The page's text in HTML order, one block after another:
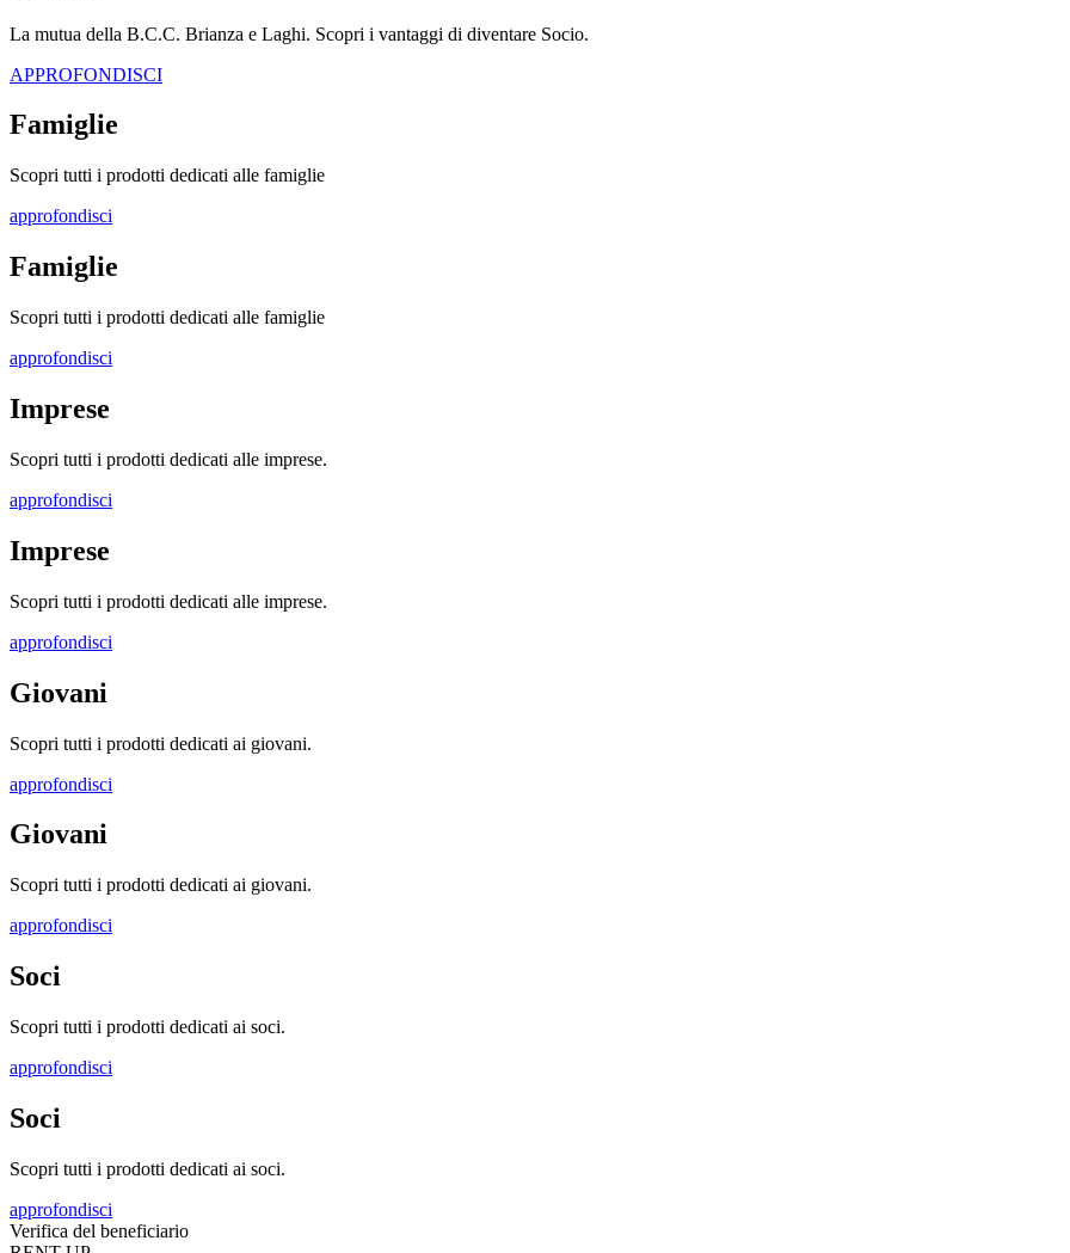
La mutua della B.C.C. Brianza e Laghi. Scopri i vantaggi di diventare Socio.
APPROFONDISCI
Famiglie
Scopri tutti i prodotti dedicati alle famiglie
approfondisci
Famiglie
Scopri tutti i prodotti dedicati alle famiglie
approfondisci
Imprese
Scopri tutti i prodotti dedicati alle imprese.
approfondisci
Imprese
Scopri tutti i prodotti dedicati alle imprese.
approfondisci
Giovani
Scopri tutti i prodotti dedicati ai giovani.
approfondisci
Giovani
Scopri tutti i prodotti dedicati ai giovani.
approfondisci
Soci
Scopri tutti i prodotti dedicati ai soci.
approfondisci
Soci
Scopri tutti i prodotti dedicati ai soci.
approfondisci
Verifica del beneficiario